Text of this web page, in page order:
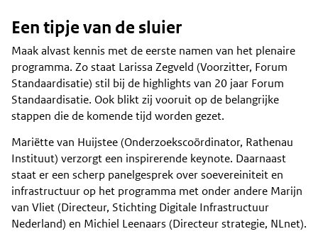
Een tipje van de sluier
Maak alvast kennis met de eerste namen van het plenaire
programma. Zo staat Larissa Zegveld (Voorzitter, Forum
Standaardisatie) stil bij de highlights van 20 jaar Forum
Standaardisatie. Ook blikt zij vooruit op de belangrijke
stappen die de komende tijd worden gezet.
Mariëtte van Huijstee (Onderzoekscoördinator, Rathenau
Instituut) verzorgt een inspirerende keynote. Daarnaast
staat er een scherp panelgesprek over soevereiniteit en
infrastructuur op het programma met onder andere Marijn
van Vliet (Directeur, Stichting Digitale Infrastructuur
Nederland) en Michiel Leenaars (Directeur strategie, NLnet).